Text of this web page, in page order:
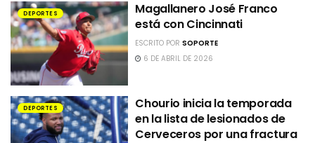
DEPORTES
Magallanero José Franco
está con Cincinnati
ESCRITO PORSOPORTE
6 DE ABRIL DE 2026
DEPORTES
Chourio inicia la temporada
en la lista de lesionados de
Cerveceros por una fractura